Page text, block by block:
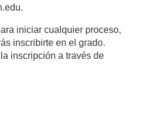
iniciar cualquier proceso,
inscribirte en el grado.
inscripción a través de